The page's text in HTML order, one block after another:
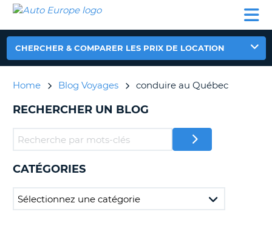
LOCATION
VOITURE
CAMPING-
CAR
CLIENT
AUTO
EUROPE
LOCATION
VOITURE
CAR
PARTENAIRES
SUPPORT
MON
GÉRER
RÉSERVATION
CHERCHER & COMPARER LES PRIX DE LOCATION
Home Blog Voyages conduire au Québec
RECHERCHER UN BLOG
CATÉGORIES